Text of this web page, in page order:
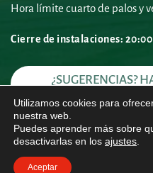
Hora límite cuarto de palos y
Cierre de instalaciones:
¿SUGERENCIAS?
Utilizamos cookies para
nuestra web.
Puedes aprender más sobre
desactivarlas en los ajustes
Aceptar